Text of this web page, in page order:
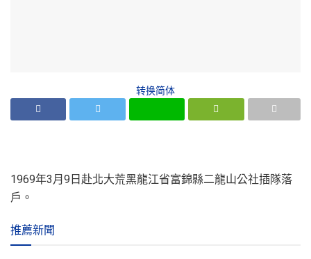
转换简体
1969年3月9日赴北大荒黑龍江省富錦縣二龍山公社插隊落
戶。
推薦新聞